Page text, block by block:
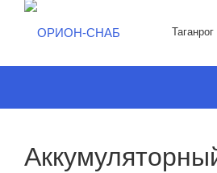
Таганрог